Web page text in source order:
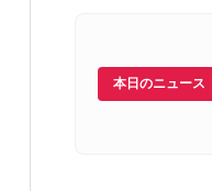
本日のニュース